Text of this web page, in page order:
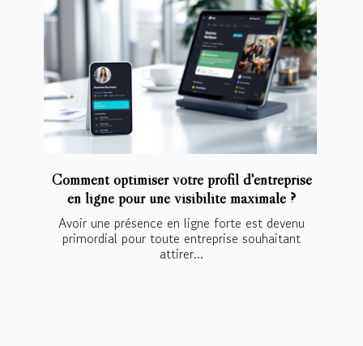
Comment optimiser votre profil d'entreprise
en ligne pour une visibilité maximale ?
Avoir une présence en ligne forte est devenu
primordial pour toute entreprise souhaitant
attirer...